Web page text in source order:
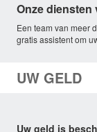
Onze
Een team van meer
gratis assistent om
UW GELD
Uw geld is